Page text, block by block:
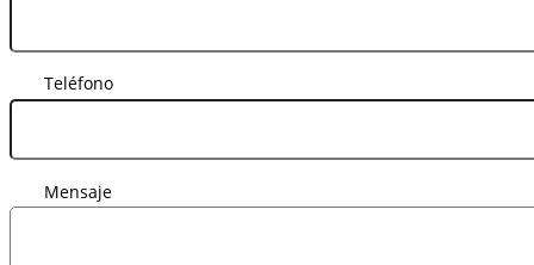
Teléfono
Mensaje